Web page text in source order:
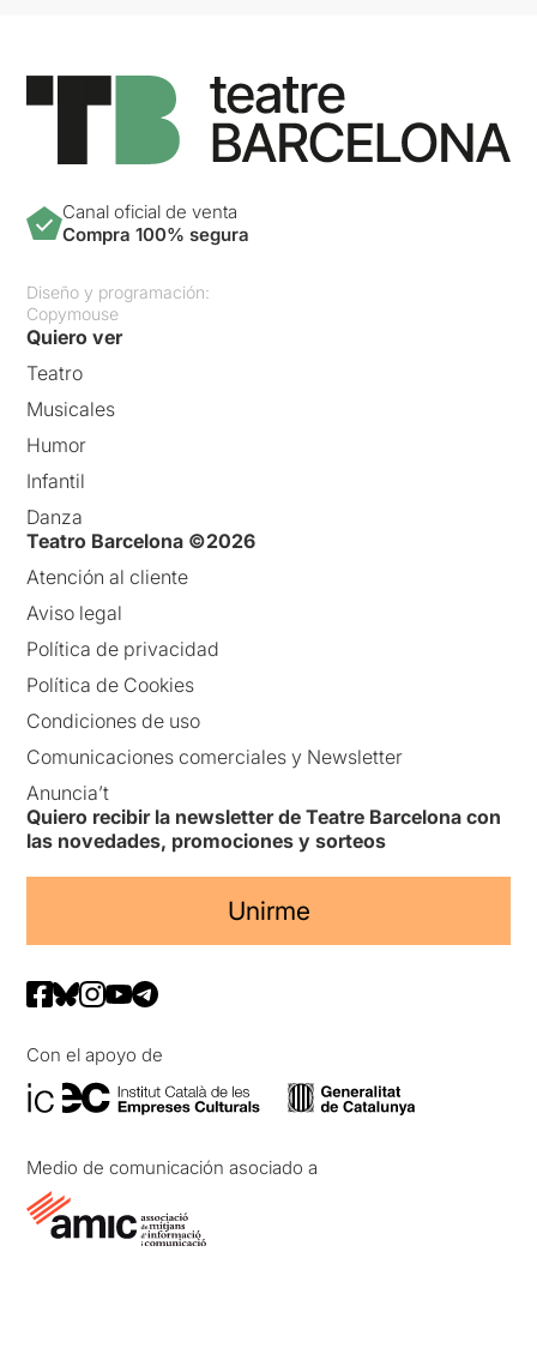
Canal oficial de venta
Compra 100% segura
Diseño y programación:
Copymouse
Quiero ver
Teatro
Musicales
Humor
Infantil
Danza
Teatro Barcelona ©2026
Atención al cliente
Aviso legal
Política de privacidad
Política de Cookies
Condiciones de uso
Comunicaciones comerciales y Newsletter
Anuncia’t
Quiero recibir la newsletter de Teatre Barcelona con
las novedades, promociones y sorteos
Unirme
Con el apoyo de
Medio de comunicación asociado a